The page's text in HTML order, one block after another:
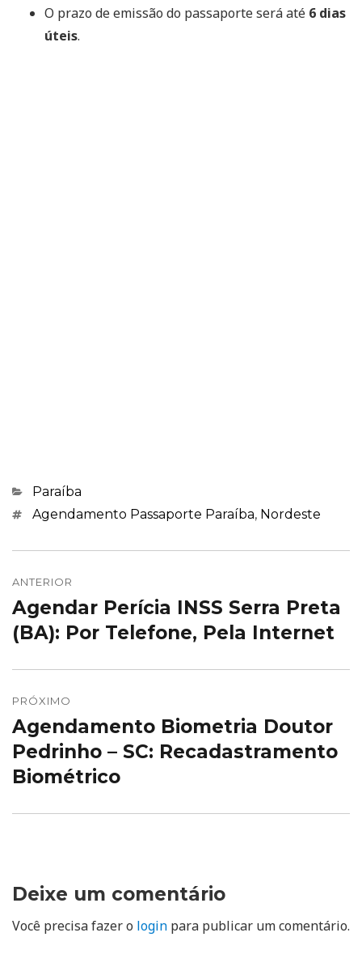
O prazo de emissão do passaporte será até 6 dias
úteis.
Categorias
Paraíba
Marcações
Agendamento Passaporte Paraíba, Nordeste
de
Post
ANTERIOR
Post
anterior:
Agendar Perícia INSS Serra Preta
(BA): Por Telefone, Pela Internet
PRÓXIMO
Próximo
post:
Agendamento Biometria Doutor
Pedrinho – SC: Recadastramento
Biométrico
Deixe um comentário
Você precisa fazer o login para publicar um comentário.